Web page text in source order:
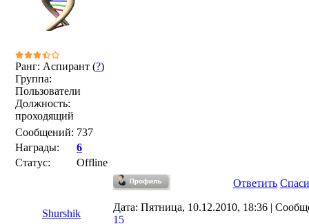
Ранг: Аспирант (?)
Группа:
Пользователи
Должность:
проходящий
Сообщений: 737
Награды:
6
Статус:
Offline
Ответить
Shurshik
Дата: Пятница, 10.12.2010, 18:36 |
15